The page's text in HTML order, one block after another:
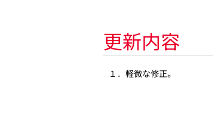
更新内容
１．軽微な修正。